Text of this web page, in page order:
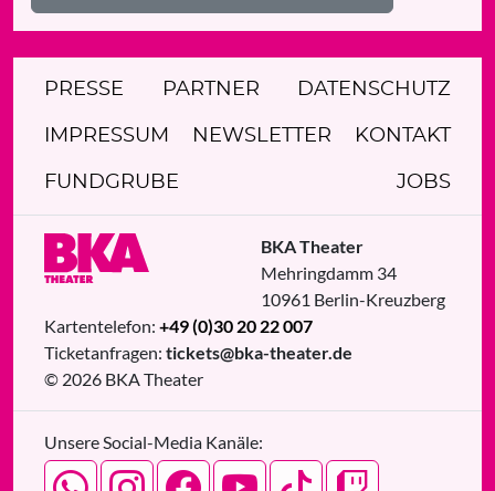
PRESSE PARTNER DATENSCHUTZ
IMPRESSUM NEWSLETTER KONTAKT
FUNDGRUBE JOBS
BKA Theater
Mehringdamm 34
10961 Berlin-Kreuzberg
Kartentelefon: +49 (0)30 20 22 007
Ticketanfragen: tickets@bka-theater.de
© 2026 BKA Theater
Unsere Social-Media Kanäle: